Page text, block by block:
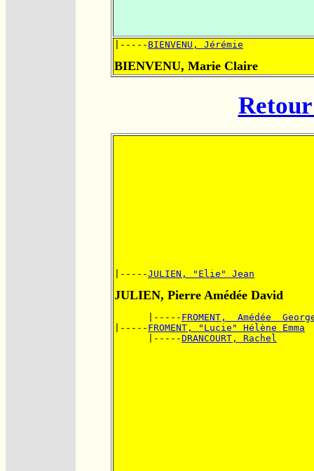
|----- BIENVENU, Jérémie
BIENVENU, Marie Claire
|-----JULIEN, "Elie" Jean
JULIEN, Pierre Amédée David
      |-----
FROMENT,  Amédée
|----- FROMENT, "Lucie" Hélène Emma
      |-----
DRANCOURT, Rachel